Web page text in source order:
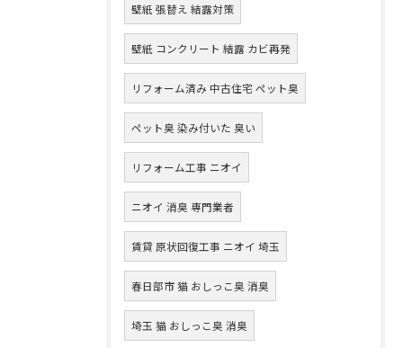
壁紙 張替え 結露対策
壁紙 コンクリート 結露 カビ再発
リフォーム済み 中古住宅 ペット臭
ペット臭 染み付いた 臭い
リフォーム工事 ニオイ
ニオイ 消臭 専門業者
賃貸 原状回復工事 ニオイ 埼玉
春日部市 猫 おしっこ臭 消臭
埼玉 猫 おしっこ臭 消臭